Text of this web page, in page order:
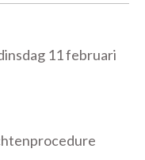
11 februari